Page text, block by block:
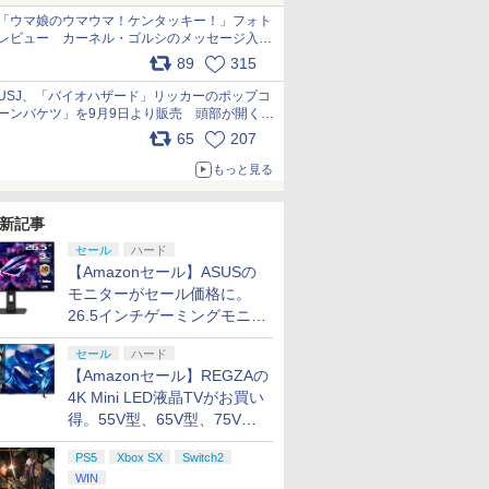
ウマ娘のウマウマ！ケンタッキー！」フォト
ビュー カーネル・ゴルシのメッセージ入り
ッケージや描き下ろしトレカなどが登場
89 315
、「バイオハザード」リッカーのポップコ
ンバケツ」を9月9日より販売 頭部が開く仕
み。味は恐怖を堪のう「味噌フレーバー」
65 207
もっと見る
記事
セール ハード
【Amazonセール】ASUSの
モニターがセール価格に。
26.5インチゲーミングモニタ
ー「ROG Strix OLED
XG27ACDMS」限定モデルも
お買い得
セール ハード
【Amazonセール】REGZAの
4K Mini LED液晶TVがお買い
得。55V型、65V型、75V型
の2026年モデルがラインナ
ップ
PS5 Xbox SX
Switch2
WIN